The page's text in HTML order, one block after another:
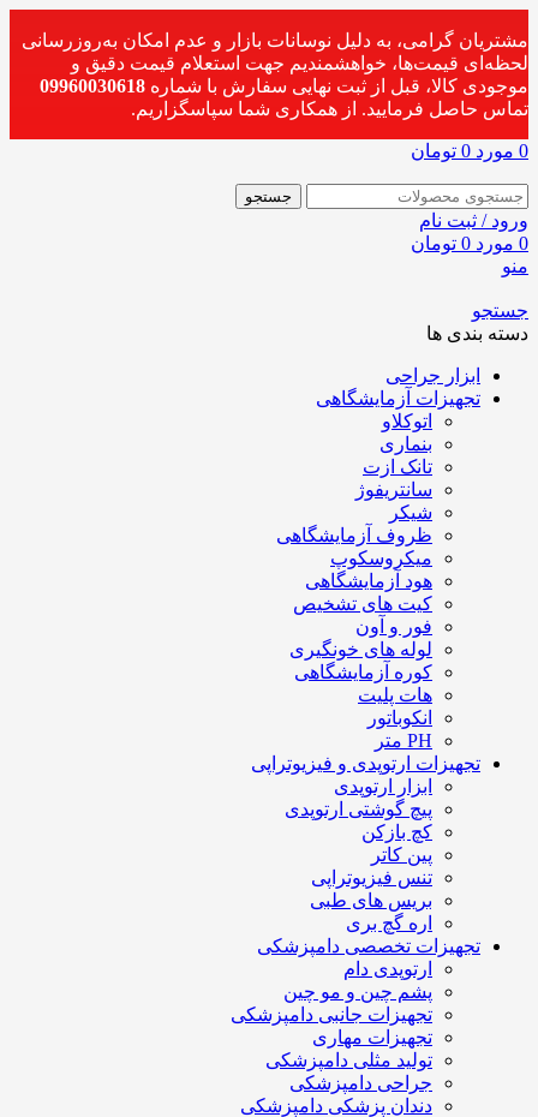
مشتریان گرامی، به دلیل نوسانات بازار و عدم امکان به‌روزرسانی
لحظه‌ای قیمت‌ها، خواهشمندیم جهت استعلام قیمت دقیق و
موجودی کالا، قبل از ثبت نهایی سفارش با شماره 09960030618
تماس حاصل فرمایید. از همکاری شما سپاسگزاریم.
0 مورد 0 تومان
جستجو
ورود / ثبت نام
0 مورد 0 تومان
منو
جستجو
دسته بندی ها
ابزار جراحی
تجهیزات آزمایشگاهی
اتوکلاو
بنماری
تانک ازت
سانتریفوژ
شیکر
ظروف آزمایشگاهی
میکروسکوپ
هود آزمایشگاهی
کیت های تشخیص
فور و آون
لوله های خونگیری
کوره آزمایشگاهی
هات پلیت
انکوباتور
PH متر
تجهیزات ارتوپدی و فیزیوتراپی
ابزار ارتوپدی
پیچ گوشتی ارتوپدی
کچ بازکن
پین کاتر
تنس فیزیوتراپی
بریس های طبی
اره گچ بری
تجهیزات تخصصی دامپزشکی
ارتوپدی دام
پشم چین و مو چین
تجهیزات جانبی دامپزشکی
تجهیزات مهاری
تولید مثلی دامپزشکی
جراحی دامپزشکی
دندان پزشکی دامپزشکی